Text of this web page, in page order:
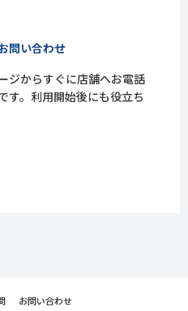
問い合わせ
ジからすぐに店舗へお電話
す。利用開始後にも役立ち
お問い合わせ